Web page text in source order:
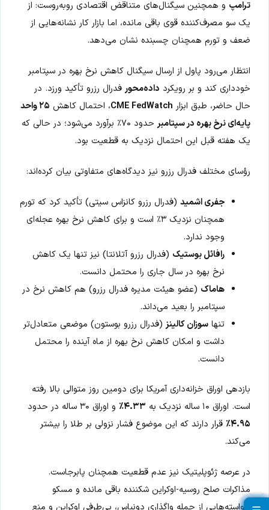
ترامپ و همچنین سیگنال‌های متناقض اقتصادی روبه‌روست: از
یک سو مصرف‌کننده قوی باقی مانده، اما بازار کار نشانه‌هایی از
ضعف و تورم همچنان چسبنده نشان می‌دهد.
انتظار می‌رود پاول از ارسال سیگنال کاهش نرخ بهره در سپتامبر
خودداری کند و بر رویکرد داده‌محور فدرال رزرو تأکید ورزد. در
حال حاضر، طبق ابزار CME FedWatch، احتمال کاهش
۲۵ واحد
پایه‌ای نرخ بهره در سپتامبر
حدود ۷۰٪ برآورد می‌شود؛ در حالی که
یک هفته قبل این احتمال نزدیک به قطعیت بود.
رؤسای مختلف فدرال رزرو نیز دیدگاه‌های متفاوتی بیان کرده‌اند:
جفری اشمید (فدرال رزرو کانزاس سیتی) تأکید کرد که تورم
همچنان نزدیک ۳٪ است و برای کاهش نرخ بهره عجله‌ای
وجود ندارد.
رافائل بوستیک (فدرال رزرو آتلانتا) نیز تنها یک کاهش
نرخ بهره در سال جاری را محتمل دانست.
هاماک (عضو هیئت مدیره فدرال رزرو) هم کاهش نرخ در
سپتامبر را بعید می‌داند.
تنهاسوزان کالینز (فدرال رزرو بوستون) موضعی متعادل‌تر
داشت و امکان کاهش نرخ بهره از ماه آینده را محتمل
دانست.
بازدهی اوراق خزانه‌داری آمریکا برای دومین روز متوالی بالا رفته
است. اوراق ۱۰ ساله نزدیک به
۴.۳۳٪
و اوراق ۳۰ ساله در حدود
۴.۹۵٪ قرار دارند که این موضوع فشار نزولی بر طلا را بیشتر
می‌کند.
در عرصه ژئوپلیتیک نیز عدم قطعیت همچنان پابرجاست.
مذاکرات صلح روسیه-اوکراین شکننده باقی مانده و مسکو
خواسته‌هایی از جمله واگذاری دونباس، بی‌طرفی اوکراین و منع